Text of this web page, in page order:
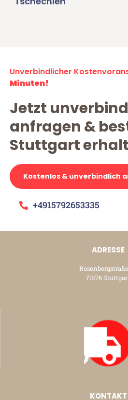
Unverbindlicher
Minuten!
Jetzt
anfragen &
Stuttgart
Kostenlos & unverbindlich
+4915792653335
ADRESSE
70176
KONTAKT